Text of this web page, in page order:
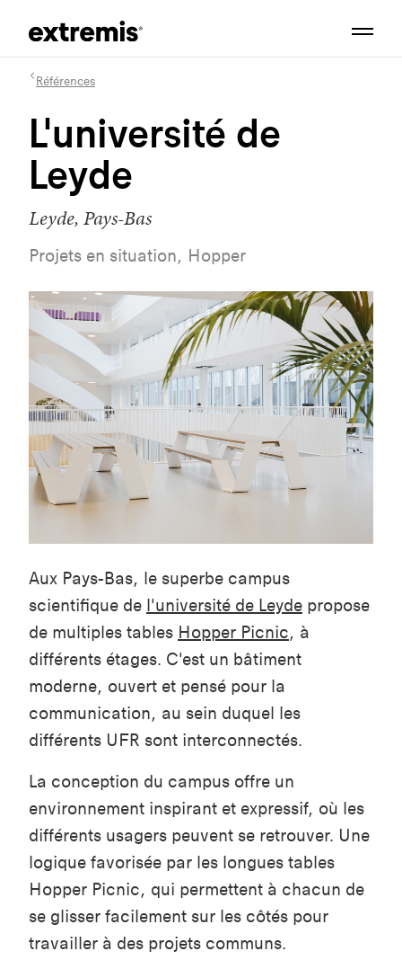
Références
L'université de
Leyde
Leyde, Pays-Bas
Projets en situation, Hopper
Aux Pays-Bas, le superbe campus
scientifique de l'université de Leyde propose
de multiples tables Hopper Picnic, à
différents étages. C'est un bâtiment
moderne, ouvert et pensé pour la
communication, au sein duquel les
différents UFR sont interconnectés.
La conception du campus offre un
environnement inspirant et expressif, où les
différents usagers peuvent se retrouver. Une
logique favorisée par les longues tables
Hopper Picnic, qui permettent à chacun de
se glisser facilement sur les côtés pour
travailler à des projets communs.